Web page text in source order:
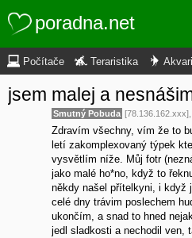
poradna.net
Počítače Teraristika
jsem malej a
Smutný Pobuda [78.136.162.xxx],
Zdravím všechny, vím že to
letí zakomplexovaný týpek
vysvětlím níže. Můj fotr
jako malé ho*no, když to
někdy našel přítelkyni, i když
celé dny trávim poslechem
ukončím, a snad to hned
jedl sladkosti a nechodil ven,